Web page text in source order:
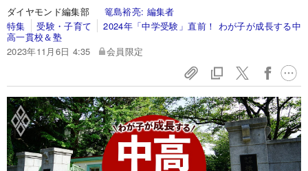
ダイヤモンド編集部 篭島裕亮: 編集者
特集
受験・子育て
2024年「中学受験」直前！ わが子が成長する中
高一貫校＆塾
2023年11月6日 4:35
会員限定